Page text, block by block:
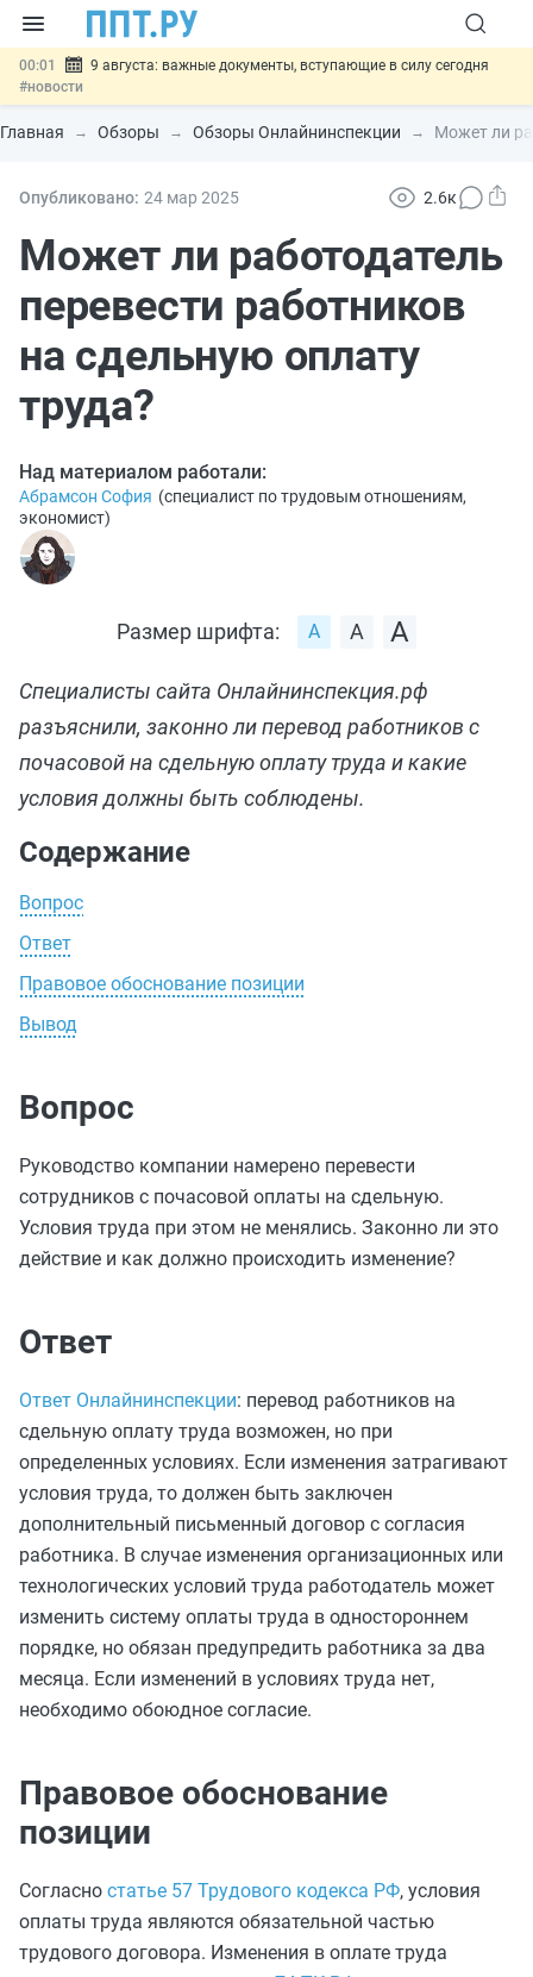
00:01
9 августа: важные документы, вступающие в силу сегодня
#новости
07.08 Подписан закон о блокировке продажи опасных товаров через
«Честный знак»#новости
07.08 Госпошлину за устранение ошибок в документах предлагают
07.08
Разработают единые критерии трудовых и ГПХ-
отношений #новости
Главная Обзоры Обзоры Онлайнинспекции Может ли
Опубликовано: 24 мар 2025 2.6к
Может ли работодатель
перевести работников
на сдельную оплату
труда?
Над материалом работали:
Абрамсон София (специалист по трудовым отношениям,
экономист)
Размер шрифта:
Специалисты сайта Онлайнинспекция.рф
разъяснили, законно ли перевод работников с
почасовой на сдельную оплату труда и какие
условия должны быть соблюдены.
Содержание
Вопрос
Ответ
Правовое обоснование позиции
Вывод
Вопрос
Руководство компании намерено перевести
сотрудников с почасовой оплаты на сдельную.
Условия труда при этом не менялись. Законно ли это
действие и как должно происходить изменение?
Ответ
Ответ Онлайнинспекции: перевод работников на
сдельную оплату труда возможен, но при
определенных условиях. Если изменения затрагивают
условия труда, то должен быть заключен
дополнительный письменный договор с согласия
работника. В случае изменения организационных или
технологических условий труда работодатель может
изменить систему оплаты труда в одностороннем
порядке, но обязан предупредить работника за два
месяца. Если изменений в условиях труда нет,
необходимо обоюдное согласие.
Правовое обоснование
позиции
Согласно статье 57 Трудового кодекса РФ, условия
оплаты труда являются обязательной частью
трудового договора. Изменения в оплате труда